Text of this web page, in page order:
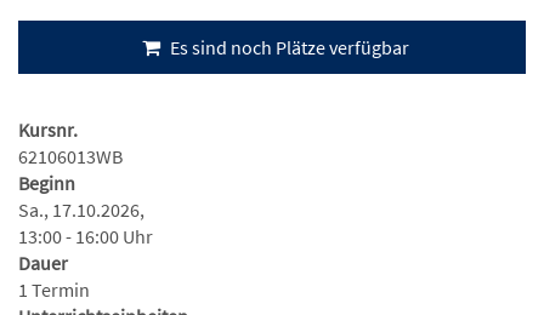
Es sind noch Plätze verfügbar
Kursnr.
62106013WB
Beginn
Sa., 17.10.2026,
13:00 - 16:00 Uhr
Dauer
1 Termin